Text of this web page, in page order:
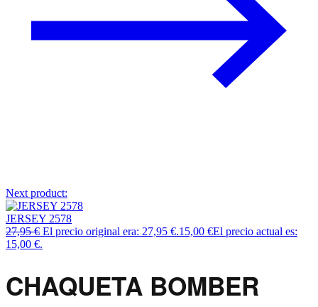
Next product:
JERSEY 2578
27,95€ El precio original era: 27,95 €.15,00 €El precio actual es:
15,00 €.
CHAQUETA BOMBER